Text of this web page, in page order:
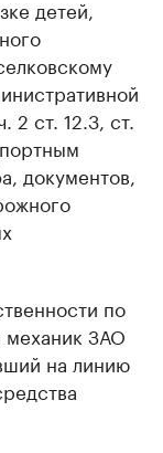
детей,
2 ст. 12.3, ст.
документов,
по
механик ЗАО
на линию